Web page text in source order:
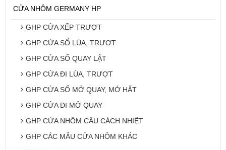
CỬA NHÔM GERMANY HP
GHP CỬA XẾP TRƯỢT
GHP CỬA SỔ LÙA, TRƯỢT
GHP CỬA SỔ QUAY LẬT
GHP CỬA ĐI LÙA, TRƯỢT
GHP CỬA SỔ MỞ QUAY, MỞ HẤT
GHP CỬA ĐI MỞ QUAY
GHP CỬA NHÔM CẦU CÁCH NHIỆT
GHP CÁC MẪU CỬA NHÔM KHÁC